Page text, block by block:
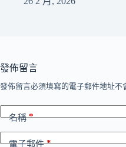
發佈留言
發佈留言必須填寫的電子郵件地址不
名稱*
電子郵件*